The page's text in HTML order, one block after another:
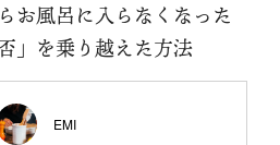
お風呂に入らなくなった
」を乗り越えた方法
EMI